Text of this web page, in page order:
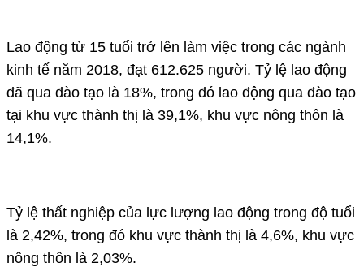
Lao động từ 15 tuổi trở lên làm việc trong các ngành
kinh tế năm 2018, đạt 612.625 người. Tỷ lệ lao động
đã qua đào tạo là 18%, trong đó lao động qua đào tạo
tại khu vực thành thị là 39,1%, khu vực nông thôn là
14,1%.
Tỷ lệ thất nghiệp của lực lượng lao động trong độ tuổi
là 2,42%, trong đó khu vực thành thị là 4,6%, khu vực
nông thôn là 2,03%.